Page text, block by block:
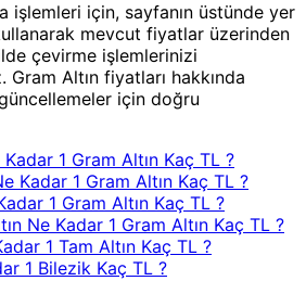
işlemleri için, sayfanın üstünde yer
mevcut fiyatlar üzerinden
çevirme işlemlerinizi
Altın fiyatları hakkında
için doğru
Kadar 1 Gram Altın Kaç TL ?
Kadar 1 Gram Altın Kaç TL ?
1 Gram Altın Kaç TL ?
Ne Kadar 1 Gram Altın Kaç TL ?
1 Tam Altın Kaç TL ?
1 Bilezik Kaç TL ?